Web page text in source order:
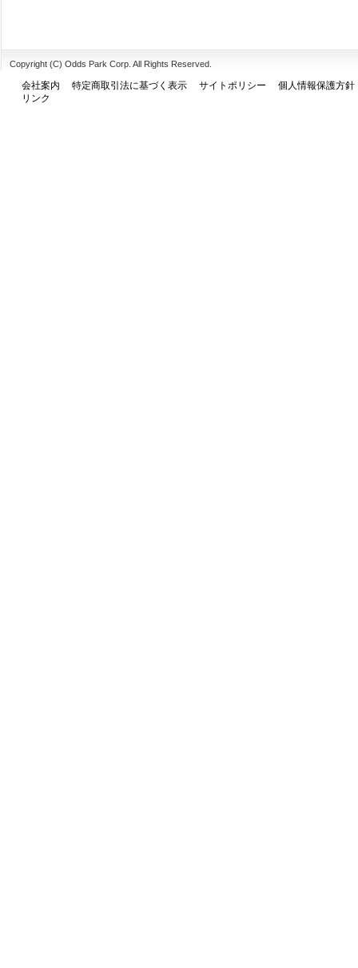
Copyright (C) Odds Park Corp. All Rights Reserved.
会社案内 特定商取引法に基づく表示 サイトポリシー
個人情報保護方針
リンク